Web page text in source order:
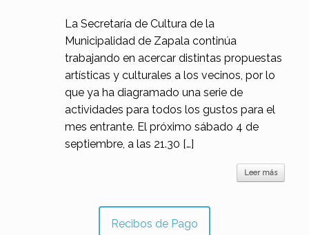
La Secretaría de Cultura de la
Municipalidad de Zapala continúa
trabajando en acercar distintas propuestas
artísticas y culturales a los vecinos, por lo
que ya ha diagramado una serie de
actividades para todos los gustos para el
mes entrante. El próximo sábado 4 de
septiembre, a las 21.30 […]
Leer más
Recibos de Pago